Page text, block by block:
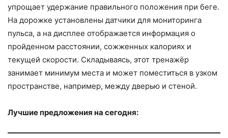
упрощает удержание правильного положения при беге.
На дорожке установлены датчики для мониторинга
пульса, а на дисплее отображается информация о
пройденном расстоянии, сожженных калориях и
текущей скорости. Складываясь, этот тренажёр
занимает минимум места и может поместиться в узком
пространстве, например, между дверью и стеной.
Лучшие предложения на сегодня: